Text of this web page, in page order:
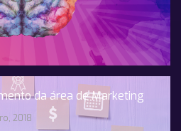
da área de Marketing
2018